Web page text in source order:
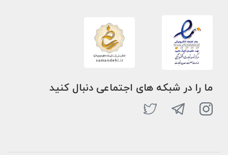
ما را در شبکه های اجتماعی دنبال کنید